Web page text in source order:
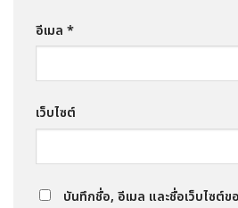
อีเมล *
เว็บไซต์
บันทึกชื่อ, อีเมล และชื่อเว็บไซต์ข